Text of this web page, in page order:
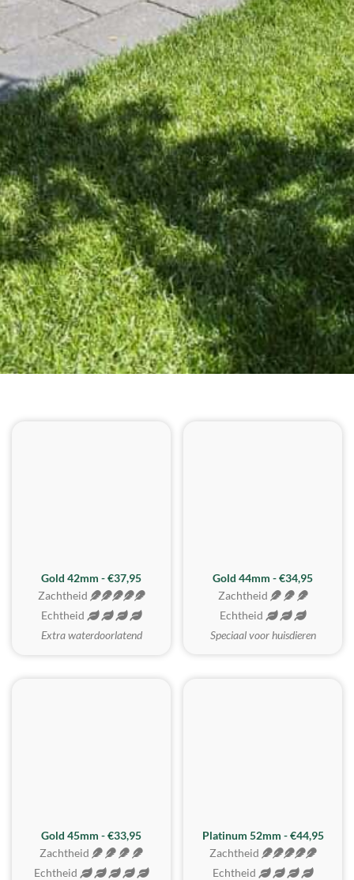
ZACHTSTE
Gold 42mm - €37,95
Zachtheid
Echtheid
Extra waterdoorlatend
Gold 44mm - €34,95
Zachtheid
Echtheid
Speciaal voor huisdieren
REALISTISCH
Gold 45mm - €33,95
Zachtheid
Echtheid
ZACHTSTE
Platinum 52mm - €44,95
Zachtheid
Echtheid